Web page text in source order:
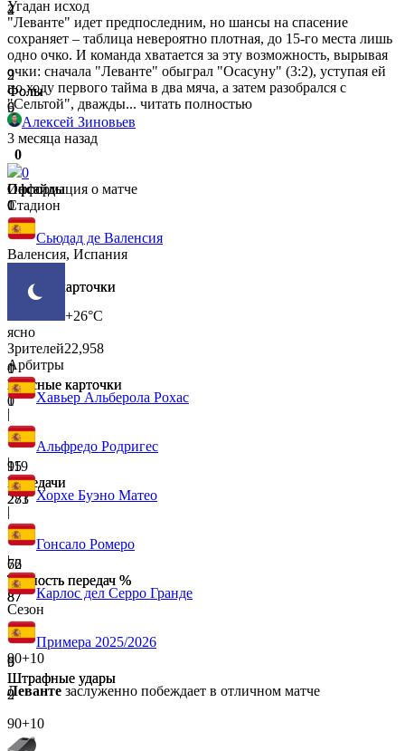
4
2
Фолы
6
0
Офсайды
1
Желтые карточки
0
Красные карточки
0
119
Передачи
271
72
Точность передач %
87
6
Штрафные удары
2
2
9
Фолы
9
1
Офсайды
0
Желтые карточки
1
Красные карточки
1
95
Передачи
283
66
Точность передач %
87
9
Штрафные удары
9
Угадан исход
"Леванте" идет предпоследним, но шансы на спасение
сохраняет – таблица невероятно плотная, до 15-го места лишь
одно очко. И команда хватается за эту возможность, вырывая
очки: сначала "Леванте" обыграл "Осасуну" (3:2), уступая ей
по ходу первого тайма в два мяча, а затем разобрался с
"Сельтой", дважды... читать полностью
Алексей Зиновьев
3 месяца назад
0
0
Информация о матче
Стадион
Сьюдад де Валенсия
Валенсия, Испания
+26°C
ясно
Зрителей22,958
Арбитры
Хавьер Альберола Рохас
|
Альфредо Родригес
|
Хорхе Буэно Матео
|
Гонсало Ромеро
|
Карлос дел Серро Гранде
Сезон
Примера 2025/2026
90+10
Леванте заслуженно побеждает в отличном матче
90+10